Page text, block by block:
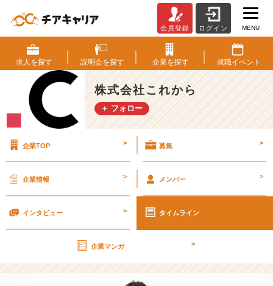
S
を
書
く
ポ
イ
S
0
チ
ア
キ
会員登録 ログイン MENU
求人を探す 説明会を探す 企業を探す 就職イベント
株式会社これから
＋ フォロー
企業TOP > 募集 >
企業情報 > メンバー >
インタビュー > タイムライン
企業マンガ >